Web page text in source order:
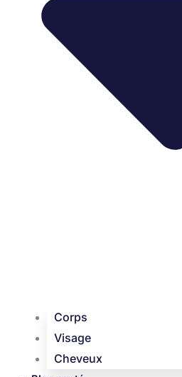
Corps
Visage
Cheveux